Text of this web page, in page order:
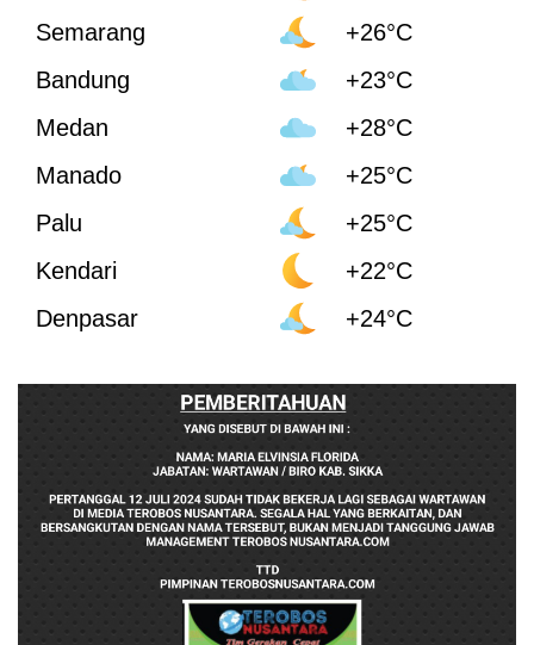
Semarang
+26°C
Bandung
+23°C
Medan
+28°C
Manado
+25°C
Palu
+25°C
Kendari
+22°C
Denpasar
+24°C